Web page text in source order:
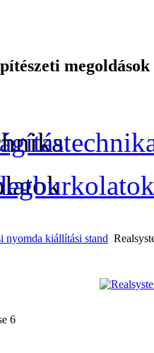
megoldások
nyomda kiállítási stand
6